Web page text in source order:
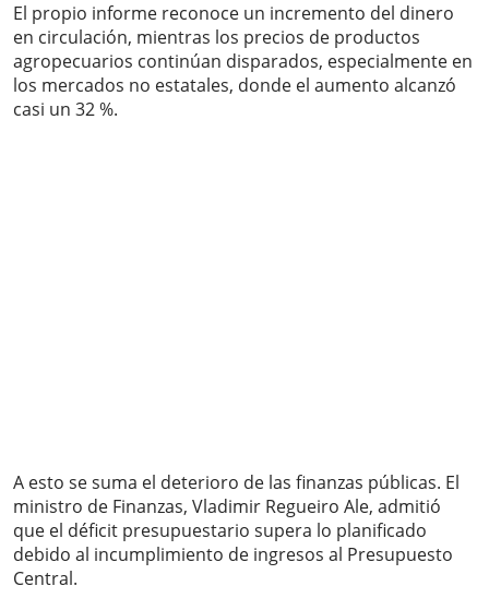
El propio informe reconoce un incremento del dinero
en circulación, mientras los precios de productos
agropecuarios continúan disparados, especialmente en
los mercados no estatales, donde el aumento alcanzó
casi un 32 %.
A esto se suma el deterioro de las finanzas públicas. El
ministro de Finanzas, Vladimir Regueiro Ale, admitió
que el déficit presupuestario supera lo planificado
debido al incumplimiento de ingresos al Presupuesto
Central.